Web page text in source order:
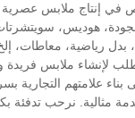
في إنتاج ملابس
هوديس،
بدل رياضية،
لإنشاء ملابس فريدة
بناء علامتهم التجارية
مثالية. نرحب تدفئة